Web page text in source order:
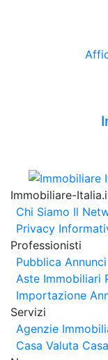
Immobiliare-
Chi Siamo Il
Privacy
Professionisti
Pubblica Annunci
Aste Immobiliari
Importazione
Servizi
Agenzie
Casa Valuta Casa